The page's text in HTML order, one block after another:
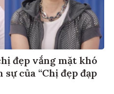
đẹp vắng mặt khó
của “Chị đẹp đạp